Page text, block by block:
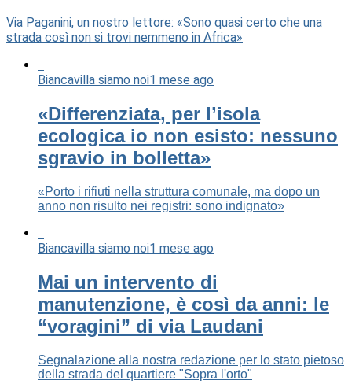
Via Paganini, un nostro lettore: «Sono quasi certo che una
strada così non si trovi nemmeno in Africa»
Biancavilla siamo noi1 mese ago
«Differenziata, per l’isola
ecologica io non esisto: nessuno
sgravio in bolletta»
«Porto i rifiuti nella struttura comunale, ma dopo un
anno non risulto nei registri: sono indignato»
Biancavilla siamo noi1 mese ago
Mai un intervento di
manutenzione, è così da anni: le
“voragini” di via Laudani
Segnalazione alla nostra redazione per lo stato pietoso
della strada del quartiere "Sopra l'orto"